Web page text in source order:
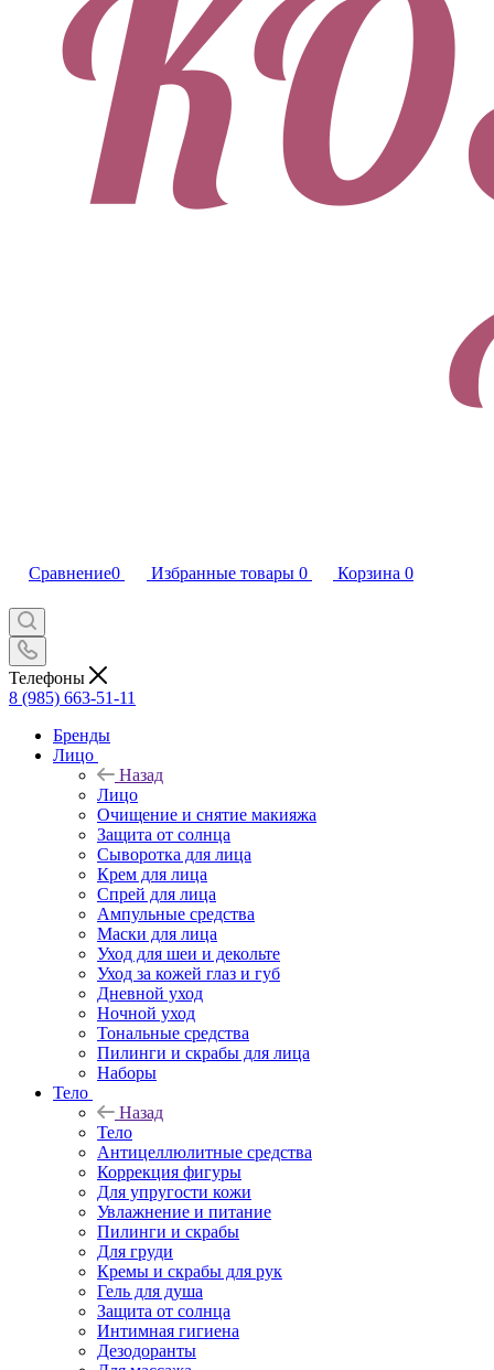
Сравнение0 Избранные товары 0 Корзина 0
Телефоны
8 (985) 663-51-11
Бренды
Лицо
Назад
Лицо
Очищение и снятие макияжа
Защита от солнца
Сыворотка для лица
Крем для лица
Спрей для лица
Ампульные средства
Маски для лица
Уход для шеи и декольте
Уход за кожей глаз и губ
Дневной уход
Ночной уход
Тональные средства
Пилинги и скрабы для лица
Наборы
Тело
Назад
Тело
Антицеллюлитные средства
Коррекция фигуры
Для упругости кожи
Увлажнение и питание
Пилинги и скрабы
Для груди
Кремы и скрабы для рук
Гель для душа
Защита от солнца
Интимная гигиена
Дезодоранты